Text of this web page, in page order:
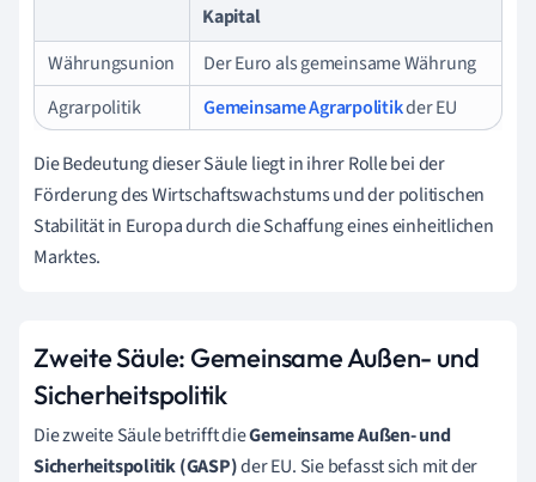
Kapital
Währungsunion
Der Euro als gemeinsame Währung
Agrarpolitik
Gemeinsame Agrarpolitikder EU
Die Bedeutung dieser Säule liegt in ihrer Rolle bei der
Förderung des Wirtschaftswachstums und der politischen
Stabilität in Europa durch die Schaffung eines einheitlichen
Marktes.
Zweite Säule: Gemeinsame Außen- und
Sicherheitspolitik
Die zweite Säule betrifft dieGemeinsame Außen- und
Sicherheitspolitik (GASP)der EU. Sie befasst sich mit der